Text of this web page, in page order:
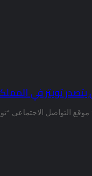
تويتر في
موقع التواصل الاجتماعي